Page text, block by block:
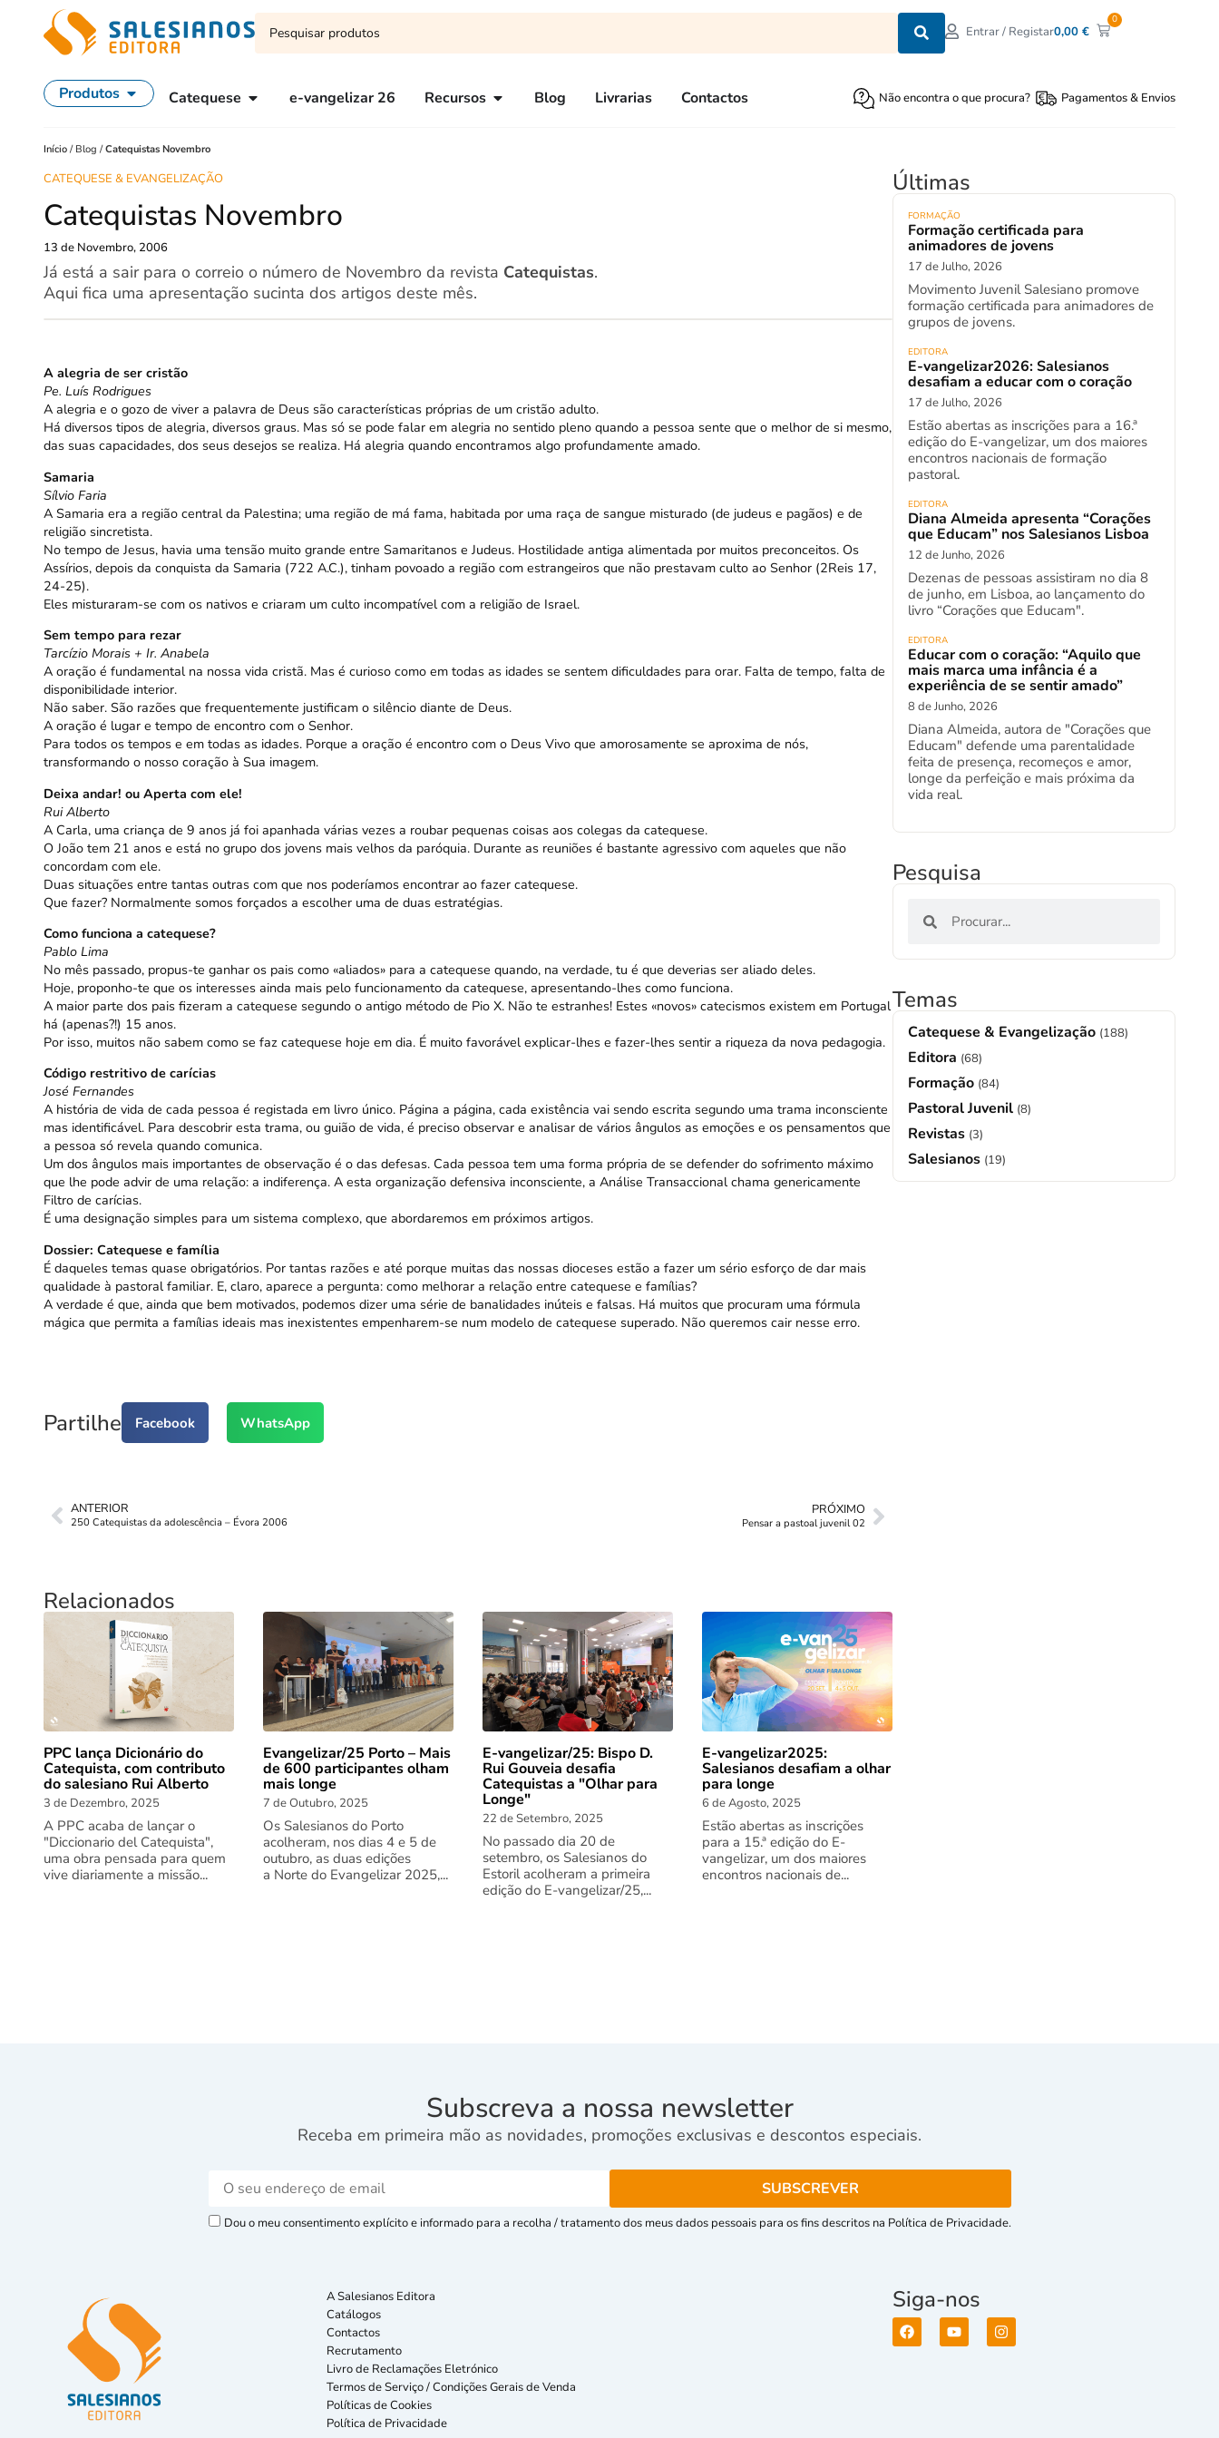
Entrar / Registar0,00€
0
Produtos Catequese e-vangelizar 26 Recursos Blog Livrarias Contactos Não encontra o que procura? Pagamentos & Envios
Início / Blog /Catequistas Novembro
CATEQUESE & EVANGELIZAÇÃO
Catequistas Novembro
13 de Novembro, 2006
Já está a sair para o correio o número de Novembro da revista Catequistas.
Aqui fica uma apresentação sucinta dos artigos deste mês.
A alegria de ser cristão
Pe. Luís Rodrigues
A alegria e o gozo de viver a palavra de Deus são características próprias de um cristão adulto.
Há diversos tipos de alegria, diversos graus. Mas só se pode falar em alegria no sentido pleno quando a pessoa sente que o melhor de si mesmo,
das suas capacidades, dos seus desejos se realiza. Há alegria quando encontramos algo profundamente amado.
Samaria
Sílvio Faria
A Samaria era a região central da Palestina; uma região de má fama, habitada por uma raça de sangue misturado (de judeus e pagãos) e de
religião sincretista.
No tempo de Jesus, havia uma tensão muito grande entre Samaritanos e Judeus. Hostilidade antiga alimentada por muitos preconceitos. Os
Assírios, depois da conquista da Samaria (722 A.C.), tinham povoado a região com estrangeiros que não prestavam culto ao Senhor (2Reis 17,
24-25).
Eles misturaram-se com os nativos e criaram um culto incompatível com a religião de Israel.
Sem tempo para rezar
Tarcízio Morais + Ir. Anabela
A oração é fundamental na nossa vida cristã. Mas é curioso como em todas as idades se sentem dificuldades para orar. Falta de tempo, falta de
disponibilidade interior.
Não saber. São razões que frequentemente justificam o silêncio diante de Deus.
A oração é lugar e tempo de encontro com o Senhor.
Para todos os tempos e em todas as idades. Porque a oração é encontro com o Deus Vivo que amorosamente se aproxima de nós,
transformando o nosso coração à Sua imagem.
Deixa andar! ou Aperta com ele!
Rui Alberto
A Carla, uma criança de 9 anos já foi apanhada várias vezes a roubar pequenas coisas aos colegas da catequese.
O João tem 21 anos e está no grupo dos jovens mais velhos da paróquia. Durante as reuniões é bastante agressivo com aqueles que não
concordam com ele.
Duas situações entre tantas outras com que nos poderíamos encontrar ao fazer catequese.
Que fazer? Normalmente somos forçados a escolher uma de duas estratégias.
Como funciona a catequese?
Pablo Lima
No mês passado, propus-te ganhar os pais como «aliados» para a catequese quando, na verdade, tu é que deverias ser aliado deles.
Hoje, proponho-te que os interesses ainda mais pelo funcionamento da catequese, apresentando-lhes como funciona.
A maior parte dos pais fizeram a catequese segundo o antigo método de Pio X. Não te estranhes! Estes «novos» catecismos existem em Portugal
há (apenas?!) 15 anos.
Por isso, muitos não sabem como se faz catequese hoje em dia. É muito favorável explicar-lhes e fazer-lhes sentir a riqueza da nova pedagogia.
Código restritivo de carícias
José Fernandes
A história de vida de cada pessoa é registada em livro único. Página a página, cada existência vai sendo escrita segundo uma trama inconsciente
mas identificável. Para descobrir esta trama, ou guião de vida, é preciso observar e analisar de vários ângulos as emoções e os pensamentos que
a pessoa só revela quando comunica.
Um dos ângulos mais importantes de observação é o das defesas. Cada pessoa tem uma forma própria de se defender do sofrimento máximo
que lhe pode advir de uma relação: a indiferença. A esta organização defensiva inconsciente, a Análise Transaccional chama genericamente
Filtro de carícias.
É uma designação simples para um sistema complexo, que abordaremos em próximos artigos.
Dossier: Catequese e família
É daqueles temas quase obrigatórios. Por tantas razões e até porque muitas das nossas dioceses estão a fazer um sério esforço de dar mais
qualidade à pastoral familiar. E, claro, aparece a pergunta: como melhorar a relação entre catequese e famílias?
A verdade é que, ainda que bem motivados, podemos dizer uma série de banalidades inúteis e falsas. Há muitos que procuram uma fórmula
mágica que permita a famílias ideais mas inexistentes empenharem-se num modelo de catequese superado. Não queremos cair nesse erro.
Partilhe Facebook WhatsApp
ANTERIOR
250 Catequistas da adolescência – Évora 2006
PRÓXIMO
Pensar a pastoal juvenil 02
Relacionados
PPC lança Dicionário do
Catequista, com contributo
do salesiano Rui Alberto
3 de Dezembro, 2025
A PPC acaba de lançar o
"Diccionario del Catequista",
uma obra pensada para quem
vive diariamente a missão...
Evangelizar/25 Porto – Mais
de 600 participantes olham
mais longe
7 de Outubro, 2025
Os Salesianos do Porto
acolheram, nos dias 4 e 5 de
outubro, as duas edições
a Norte do Evangelizar 2025,...
E-vangelizar/25: Bispo D.
Rui Gouveia desafia
Catequistas a "Olhar para
Longe"
22 de Setembro, 2025
No passado dia 20 de
setembro, os Salesianos do
Estoril acolheram a primeira
edição do E-vangelizar/25,...
E-vangelizar2025:
Salesianos desafiam a olhar
para longe
6 de Agosto, 2025
Estão abertas as inscrições
para a 15.ª edição do E-
vangelizar, um dos maiores
encontros nacionais de...
Últimas
FORMAÇÃO
Formação certificada para
animadores de jovens
17 de Julho, 2026
Movimento Juvenil Salesiano promove
formação certificada para animadores de
grupos de jovens.
EDITORA
E-vangelizar2026: Salesianos
desafiam a educar com o coração
17 de Julho, 2026
Estão abertas as inscrições para a 16.ª
edição do E-vangelizar, um dos maiores
encontros nacionais de formação
pastoral.
EDITORA
Diana Almeida apresenta “Corações
que Educam” nos Salesianos Lisboa
12 de Junho, 2026
Dezenas de pessoas assistiram no dia 8
de junho, em Lisboa, ao lançamento do
livro “Corações que Educam".
EDITORA
Educar com o coração: “Aquilo que
mais marca uma infância é a
experiência de se sentir amado”
8 de Junho, 2026
Diana Almeida, autora de "Corações que
Educam" defende uma parentalidade
feita de presença, recomeços e amor,
longe da perfeição e mais próxima da
vida real.
Pesquisa
Temas
Catequese & Evangelização (188)
Editora (68)
Formação (84)
Pastoral Juvenil (8)
Revistas (3)
Salesianos (19)
Subscreva a nossa newsletter
Receba em primeira mão as novidades, promoções exclusivas e descontos especiais.
Dou o meu consentimento explícito e informado para a recolha / tratamento dos meus dados pessoais para os fins descritos na Política de Privacidade.
A Salesianos Editora
Catálogos
Contactos
Recrutamento
Livro de Reclamações Eletrónico
Termos de Serviço / Condições Gerais de Venda
Políticas de Cookies
Política de Privacidade
Siga-nos